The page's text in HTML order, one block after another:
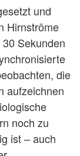
und
Hirnströme
Sekunden
die
aufzeichnen
noch zu
ist – auch